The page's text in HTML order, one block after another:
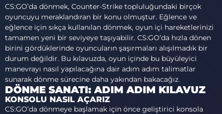
CS:GO’da dönmek, Counter-Strike topluluğundaki birçok
oyuncuyu meraklandıran bir konu olmuştur. Eğlence ve
eğlence için sıkça kullanılan dönmek, oyun içi hareketlerinizi
tamamen yeni bir seviyeye taşıyabilir. CS:GO’da hızla dönen
birini gördüklerinde oyuncuların şaşırmaları alışılmadık bir
durum değildir. Bu kılavuzda, oyun içinde bu büyüleyici
manevrayı nasıl yapılacağına dair adım adım talimatlar
sunarak dönme sürecine daha yakından bakacağız.
DÖNME SANATI: ADIM ADIM KILAVUZ
KONSOLU NASIL AÇARIZ
CS:GO’da dönmeye başlamak için önce geliştirici konsola